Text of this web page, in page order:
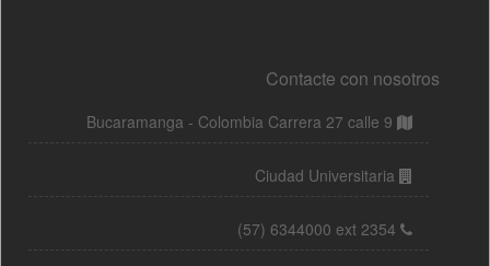
Contacte con nosotros
Bucaramanga - Colombia Carrera 27 calle 9
Ciudad Universitaria
(57) 6344000 ext 2354